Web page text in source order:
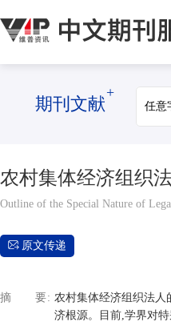
期刊文献
+
农村集体经济组织
Outline of the Special Nature of
原文传递
摘要
农村集体经济组织法人
济根源。目前,学界对